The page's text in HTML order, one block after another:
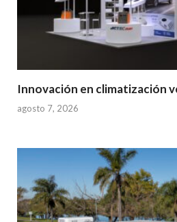
Innovación en climatización
agosto 7, 2026